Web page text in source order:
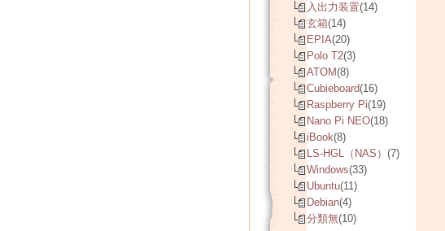
入出力装置(14)
玄箱(14)
EPIA(20)
Polo T2(3)
ATOM(8)
Cubieboard(16)
Raspberry Pi(19)
Nano Pi NEO(18)
iBook(8)
LS-HGL（NAS） (7)
Windows(33)
Ubuntu(11)
Debian(4)
分類無(10)